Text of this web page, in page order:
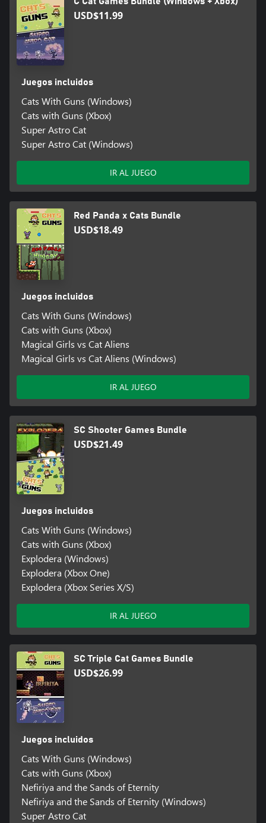
USD$11.99
Juegos incluidos
Cats With Guns (Windows)
Cats with Guns (Xbox)
Super Astro Cat
Super Astro Cat (Windows)
IR AL JUEGO
Red Panda x Cats Bundle
USD$18.49
Juegos incluidos
Cats With Guns (Windows)
Cats with Guns (Xbox)
Magical Girls vs Cat Aliens
Magical Girls vs Cat Aliens (Windows)
IR AL JUEGO
SC Shooter Games Bundle
USD$21.49
Juegos incluidos
Cats With Guns (Windows)
Cats with Guns (Xbox)
Explodera (Windows)
Explodera (Xbox One)
Explodera (Xbox Series X/S)
IR AL JUEGO
SC Triple Cat Games Bundle
USD$26.99
Juegos incluidos
Cats With Guns (Windows)
Cats with Guns (Xbox)
Nefiriya and the Sands of Eternity
Nefiriya and the Sands of Eternity (Windows)
Super Astro Cat